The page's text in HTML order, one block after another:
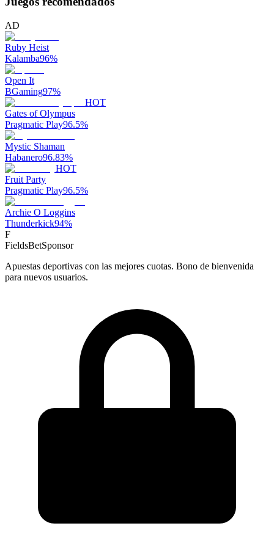
AD
Ruby Heist
Kalamba96%
Open It
BGaming97%
HOT
Gates of Olympus
Pragmatic Play96.5%
Mystic Shaman
Habanero96.83%
HOT
Fruit Party
Pragmatic Play96.5%
Archie O Loggins
Thunderkick94%
F
FieldsBetSponsor
Apuestas deportivas con las mejores cuotas. Bono de bienvenida
para nuevos usuarios.